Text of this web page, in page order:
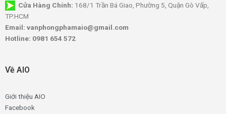
Cửa Hàng Chính: 168/1 Trần Bá Giao, Phường 5, Quận Gò Vấp,
TP.HCM
Email: vanphongphamaio@gmail.com
Hotline: 0981 654 572
Về AIO
Giới thiệu AIO
Facebook